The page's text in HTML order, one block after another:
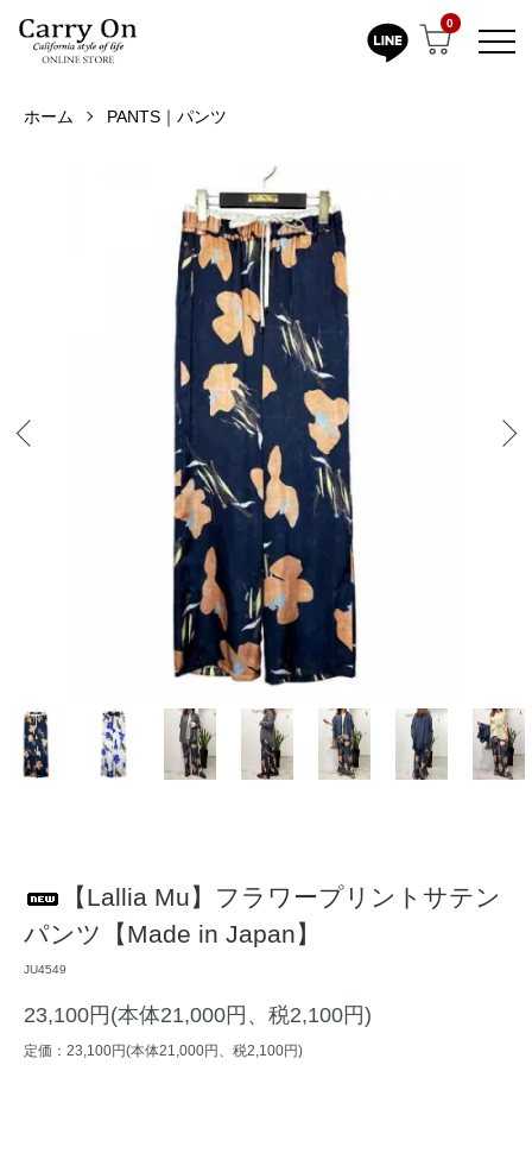
0
ホーム PANTS｜パンツ
【Lallia Mu】フラワープリントサテン
パンツ【Made in Japan】
JU4549
23,100円(本体21,000円、税2,100円)
定価：23,100円(本体21,000円、税2,100円)